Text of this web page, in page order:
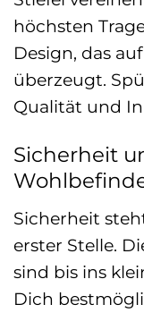
höchsten
Design, das
überzeugt.
Qualität und
Sicherheit
Sicherheit
erster Stelle.
sind bis ins
Dich